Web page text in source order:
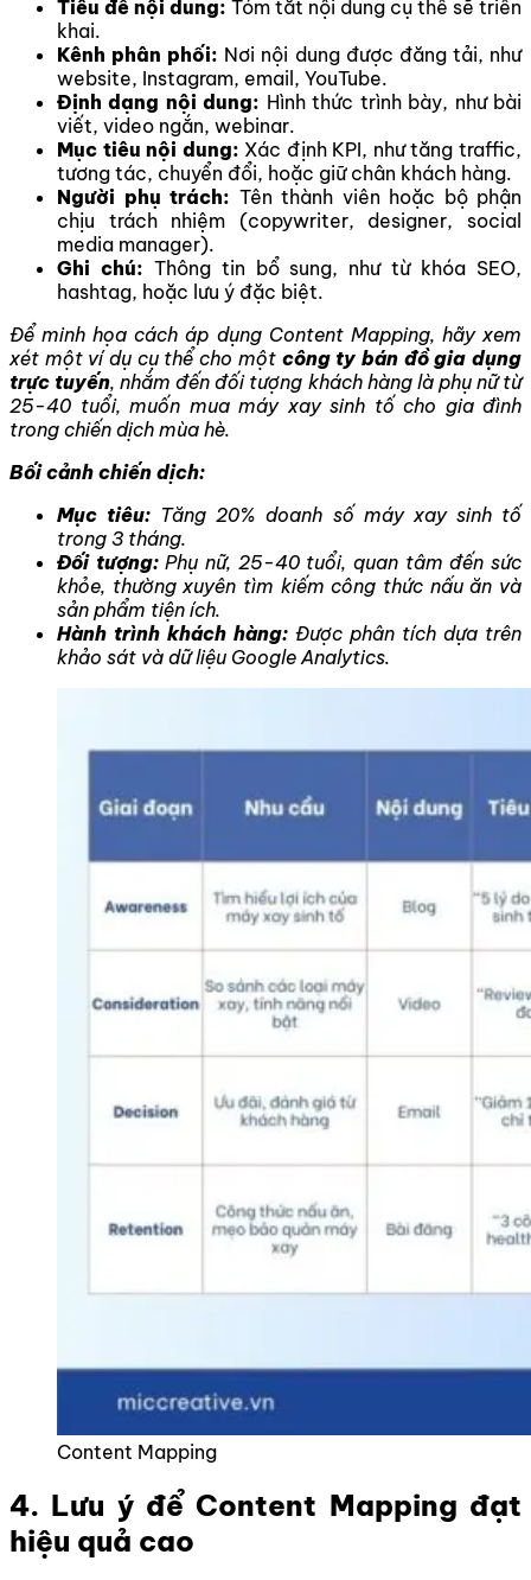
Tiêu đề nội dung: Tóm tắt nội dung cụ thể sẽ triển
khai.
Kênh phân phối: Nơi nội dung được đăng tải, như
website, Instagram, email, YouTube.
Định dạng nội dung: Hình thức trình bày, như bài
viết, video ngắn, webinar.
Mục tiêu nội dung: Xác định KPI, như tăng traffic,
tương tác, chuyển đổi, hoặc giữ chân khách hàng.
Người phụ trách: Tên thành viên hoặc bộ phận
chịu trách nhiệm (copywriter, designer, social
media manager).
Ghi chú: Thông tin bổ sung, như từ khóa SEO,
hashtag, hoặc lưu ý đặc biệt.
Để minh họa cách áp dụng Content Mapping, hãy xem
xét một ví dụ cụ thể cho một công ty bán đồ gia dụng
trực tuyến, nhắm đến đối tượng khách hàng là phụ nữ từ
25-40 tuổi, muốn mua máy xay sinh tố cho gia đình
trong chiến dịch mùa hè.
Bối cảnh chiến dịch:
Mục tiêu: Tăng 20% doanh số máy xay sinh tố
trong 3 tháng.
Đối tượng:Phụ nữ, 25-40 tuổi, quan tâm đến sức
khỏe, thường xuyên tìm kiếm công thức nấu ăn và
sản phẩm tiện ích.
Hành trình khách hàng: Được phân tích dựa trên
khảo sát và dữ liệu Google Analytics.
Content Mapping
4. Lưu ý để Content Mapping đạt
hiệu quả cao